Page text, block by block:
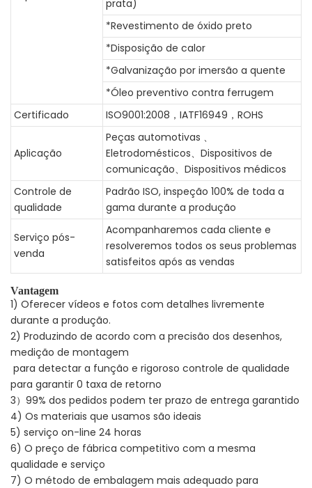
prata)
*Revestimento de óxido preto
*Disposição de calor
*Galvanização por imersão a quente
*Óleo preventivo contra ferrugem
Certificado
ISO9001:2008，IATF16949，ROHS
Aplicação
Peças automotivas 、
Eletrodomésticos、Dispositivos de
comunicação、Dispositivos médicos
Controle de
qualidade
Padrão ISO, inspeção 100% de toda a
gama durante a produção
Serviço pós-
venda
Acompanharemos cada cliente e
resolveremos todos os seus problemas
satisfeitos após as vendas
Vantagem
1) Oferecer vídeos e fotos com detalhes livremente
durante a produção.
2) Produzindo de acordo com a precisão dos desenhos,
medição de montagem
para detectar a função e rigoroso controle de qualidade
para garantir 0 taxa de retorno
3）99% dos pedidos podem ter prazo de entrega garantido
4) Os materiais que usamos são ideais
5) serviço on-line 24 horas
6) O preço de fábrica competitivo com a mesma
qualidade e serviço
7) O método de embalagem mais adequado para